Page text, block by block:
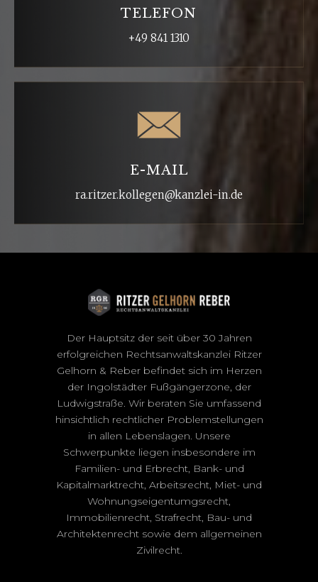
TELEFON
+49 841 1310
E-MAIL
ra.ritzer.kollegen@kanzlei-in.de
Der Hauptsitz der seit über 30 Jahren
erfolgreichen Rechtsanwaltskanzlei Ritzer
Gelhorn & Reber befindet sich im Herzen
der Ingolstädter Fußgängerzone, der
Ludwigstraße. Wir beraten Sie umfassend
hinsichtlich rechtlicher Problemstellungen
in allen Lebenslagen. Unsere
Schwerpunkte liegen insbesondere im
Familien- und Erbrecht, Bank- und
Kapitalmarktrecht, Arbeitsrecht, Miet- und
Wohnungseigentumgsrecht,
Immobilienrecht, Strafrecht, Bau- und
Architektenrecht sowie dem allgemeinen
Zivilrecht.